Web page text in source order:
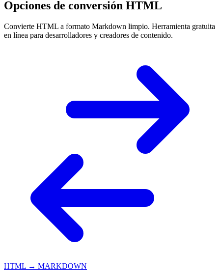
Opciones de conversión HTML
Convierte HTML a formato Markdown limpio. Herramienta gratuita
en línea para desarrolladores y creadores de contenido.
HTML → MARKDOWN